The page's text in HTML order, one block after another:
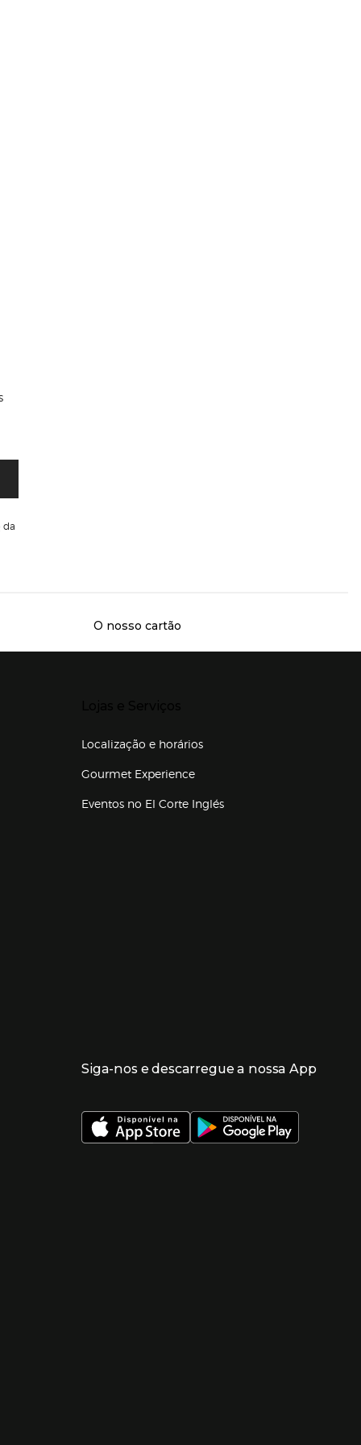
da
O nosso cartão
Localização e horários
Gourmet Experience
Eventos no El Corte Inglés
ventana)
ventana)
Siga-nos e descarregue a nossa App